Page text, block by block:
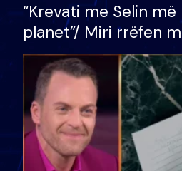
“Krevati me Selin
planet”/ Miri rrëfen
bukura në shtëpinë e
mungojë zilja e